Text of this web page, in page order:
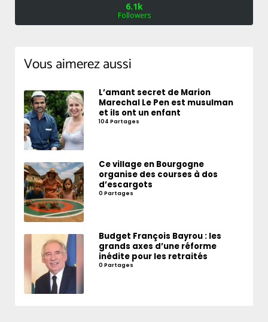
6.1k
Followers
Vous aimerez aussi
L’amant secret de Marion
Marechal Le Pen est musulman
et ils ont un enfant
104 Partages
Ce village en Bourgogne
organise des courses à dos
d’escargots
0 Partages
Budget François Bayrou : les
grands axes d’une réforme
inédite pour les retraités
0 Partages